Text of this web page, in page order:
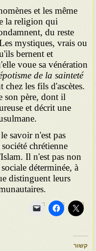
et les même
la religion qui
du reste
mystiques, vrais ou
bernent et
voue sa vénération
de la sainteté
les fils d'ascètes.
son père, dont il
et décrit une
savoir n'est pas
chrétienne
Il n'est pas non
déterminée, à
distinguent leurs
קשור